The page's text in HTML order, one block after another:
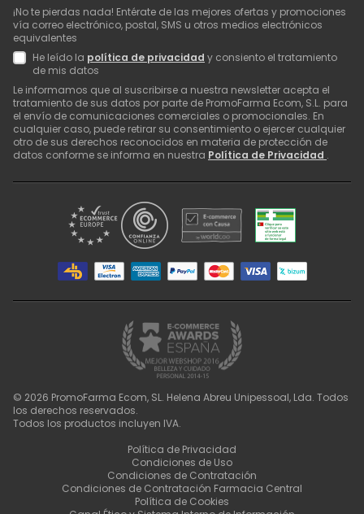
¡No te pierdas nada! Entérate de las mejores ofertas y promociones
vía correo electrónico, postal, SMS u otros medios electrónicos
equivalentes
He leído la política de privacidad y consiento el tratamiento
de mis datos
Le informamos que al suscribirse a nuestra newsletter acepta el
tratamiento de sus datos por parte de PromoFarma Ecom, S.L. para
el envío de comunicaciones comerciales o promocionales. En
cualquier caso, puede retirar su consentimiento o ejercer cualquier
otro de sus derechos reconocidos en materia de protección de
datos conforme se informa en nuestra Política de Privacidad .
© 2026 PromoFarma Ecom, SL. Helena Abreu Unipessoal, Lda. Todos
los derechos reservados.
Todos los productos incluyen IVA.
Política de Privacidad
Condiciones de Uso
Condiciones de Contratación
Condiciones de Contratación Farmacia Central
Política de Cookies